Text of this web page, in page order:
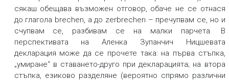
сякаш обещава възможен отговор, обаче не се отнася
до глагола brechen, а до zerbrechen – пречупвам се, но и
счупвам се, разбивам се на малки парчета. В
перспективата на Аленка Зупанчич Ницшевата
декларация може да се прочете така: на първа стъпка,
„умиране“ в ставането-друго при декларацията; на втора
стъпка, езиково разделяне (вероятно спрямо различни